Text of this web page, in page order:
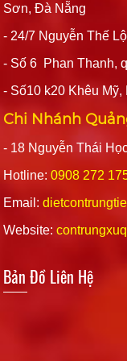
Sơn, Đà Nẵng
- 24/7 Nguyễn Thế
- Số 6 Phan Thanh,
- Số10 k20 Khêu
Chi Nhánh
- 18 Nguyễn Thái
Hotline:0908 272
Email:
Website:
Bản Đồ Liên Hệ